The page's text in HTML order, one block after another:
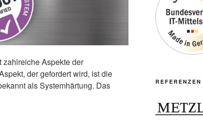
zahlreiche Aspekte der
der gefordert wird, ist die
als Systemhärtung. Das
REFERENZEN